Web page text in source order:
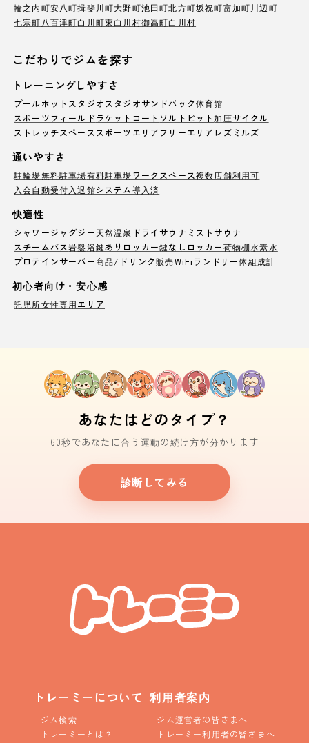
輪之内町安八町揖斐川町大野町池田町北方町坂祝町富加町川辺町
七宗町 八百津町白川町東白川村御嵩町白川村
こだわりでジムを探す
トレーニングしやすさ
プールホットスタジオ スタジオサンドバック体育館
スポーツフィールド ラケットコート ソルトピット加圧サイクル
ストレッチスペース スポーツエリア フリーエリア レズミルズ
通いやすさ
駐輪場無料駐車場有料駐車場ワークスペース複数店舗利用可
入会自動受付 入退館システム導入済
快適性
シャワージャグジー天然温泉 ドライサウナ ミストサウナ
スチームバス岩盤浴鍵ありロッカー鍵なしロッカー荷物棚水素水
プロテインサーバー商品/ドリンク販売WiFi ランドリー体組成計
初心者向け・安心感
託児所女性専用エリア
あなたはどのタイプ？
60秒であなたに合う運動の続け方が分かります
診断してみる
トレーミーについて
ジム検索
トレーミーとは？
利用者案内
ジム運営者の皆さまへ
トレーミー利用者の皆さまへ